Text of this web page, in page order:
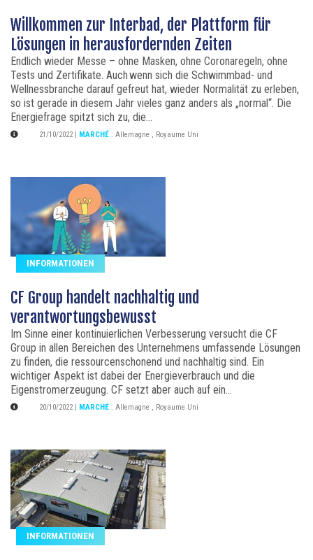
Willkommen zur Interbad, der Plattform für
Lösungen in herausfordernden Zeiten
Endlich wieder Messe – ohne Masken, ohne Coronaregeln, ohne
Tests und Zertifikate. Auch wenn sich die Schwimmbad- und
Wellnessbranche darauf gefreut hat, wieder Normalität zu erleben,
so ist gerade in diesem Jahr vieles ganz anders als „normal“. Die
Energiefrage spitzt sich zu, die...
21/10/2022 MARCHÉ : Allemagne , Royaume Uni
INFORMATIONEN
CF Group handelt nachhaltig und
verantwortungsbewusst
Im Sinne einer kontinuierlichen Verbesserung versucht die CF
Group in allen Bereichen des Unternehmens umfassende Lösungen
zu finden, die ressourcenschonend und nachhaltig sind. Ein
wichtiger Aspekt ist dabei der Energieverbrauch und die
Eigenstromerzeugung. CF setzt aber auch auf ein...
20/10/2022 MARCHÉ : Allemagne , Royaume Uni
INFORMATIONEN